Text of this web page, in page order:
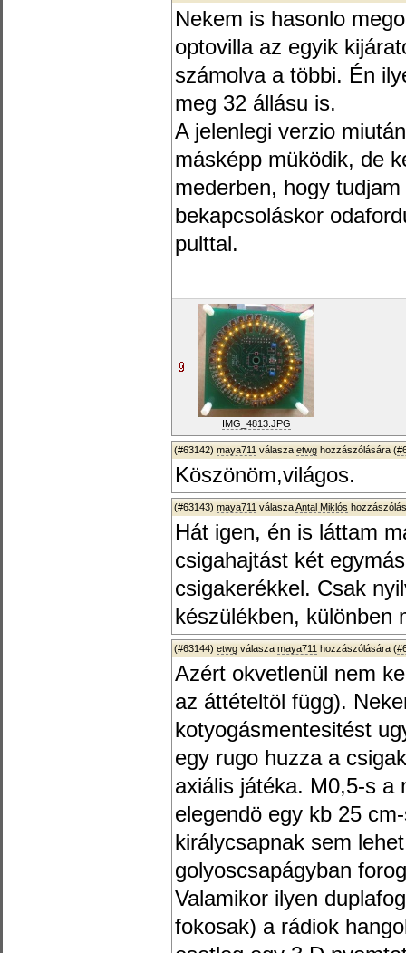
Nekem is hasonlo
optovilla az egyik
számolva a többi. Én
meg 32 állásu is.
A jelenlegi verzio
másképp müködik, de
mederben, hogy
bekapcsoláskor
pulttal.
IMG_4813.JPG
(#63142) maya711 válasza etwg hozzászólására (
Köszönöm,világos.
(#63143) maya711 válaszaAntal Miklós
Hát igen, én is láttam
csigahajtást két
csigakerékkel. Csak
készülékben, különben
(#63144) etwg válasza maya711 hozzászólására (
Azért okvetlenül nem
az áttételtöl függ).
kotyogásmentesitést
egy rugo huzza a
axiális játéka. M0,5-s a
elegendö egy kb 25
királycsapnak sem
golyoscsapágyban
Valamikor ilyen
fokosak) a rádiok